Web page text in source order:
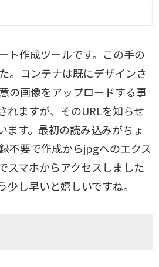
ト作成ツールです。この手の
。コンテナは既にデザインさ
の画像をアップロードする事
れますが、そのURLを知らせ
ます。最初の読み込みがちょ
不要で作成からjpgへのエクス
スマホからアクセスしました
し早いと嬉しいですね。